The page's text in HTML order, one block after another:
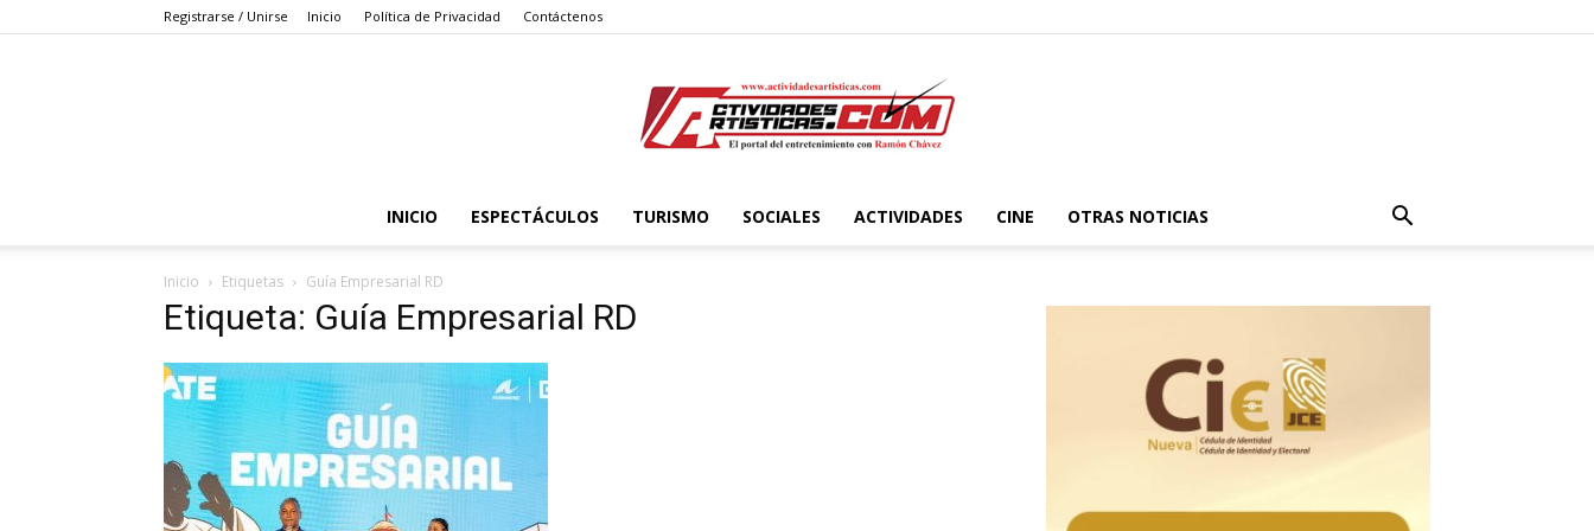
Registrarse / Unirse Inicio Política de Privacidad Contáctenos
Actividadesartisticas.com
INICIO ESPECTÁCULOS TURISMO SOCIALES ACTIVIDADES CINE OTRAS NOTICIAS
Inicio Etiquetas Guía Empresarial RD
Etiqueta: Guía Empresarial RD